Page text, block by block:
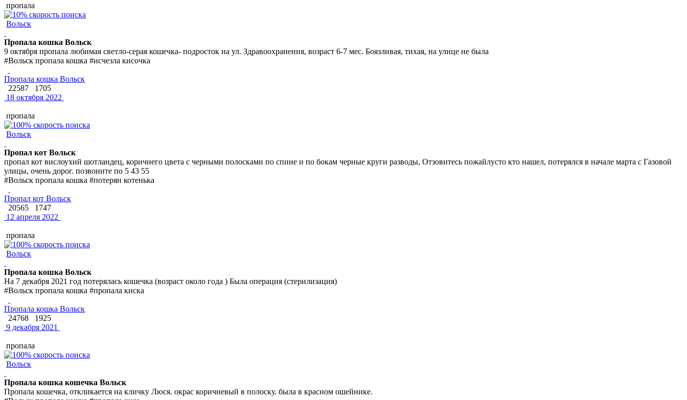
пропала
Вольск
Пропала кошка Вольск
9 октября пропала любимая светло-серая кошечка- подросток на ул. Здравоохранения, возраст 6-7 мес. Боязливая, тихая, на улице не была
#Вольск пропала кошка #исчезла кисочка
Пропала кошка Вольск
22587
1705
18 октября 2022
пропала
Вольск
Пропал кот Вольск
пропал кот вислоухий шотландец, коричнего цвета с черными полосками по спине и по бокам черные круги разводы, Отзовитесь пожайлусто кто нашел, потерялся в начале марта с Газовой
улицы, очень дорог. позвоните по 5 43 55
#Вольск пропала кошка #потерян котенька
Пропал кот Вольск
20565
1747
12 апреля 2022
пропала
Вольск
Пропала кошка Вольск
На 7 декабря 2021 год потерялась кошечка (возраст около года ) Была операция (стерилизация)
#Вольск пропала кошка #пропала киска
Пропала кошка Вольск
24768
1925
9 декабря 2021
пропала
Вольск
Пропала кошка кошечка Вольск
Пропала кошечка, откликается на кличку Люся. окрас коричневый в полоску. была в красном ошейнике.